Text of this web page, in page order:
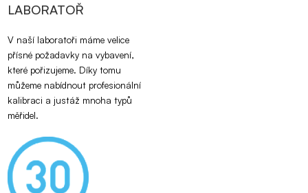
LABORATOŘ
V naší laboratoři máme velice
přísné požadavky na vybavení,
které pořizujeme. Díky tomu
můžeme nabídnout profesionální
kalibraci a justáž mnoha typů
měřidel.